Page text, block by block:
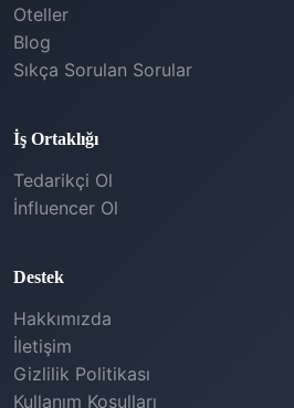
Oteller
Blog
Sıkça Sorulan Sorular
İş Ortaklığı
Tedarikçi Ol
İnfluencer Ol
Destek
Hakkımızda
İletişim
Gizlilik Politikası
Kullanım Koşulları